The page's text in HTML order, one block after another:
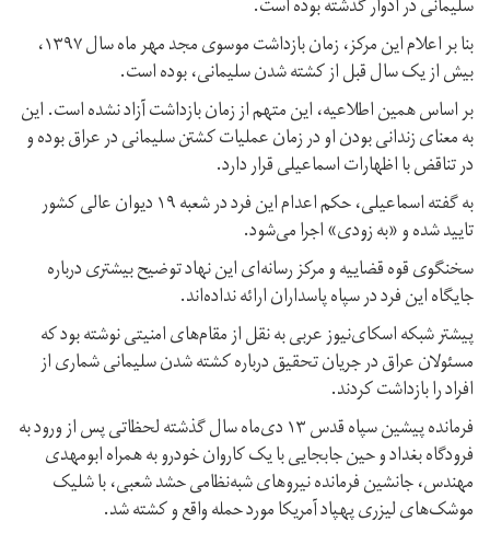
سلیمانی در ادوار گذشته بوده است.
بنا بر اعلام این مرکز، زمان بازداشت موسوی مجد مهر ماه سال ۱۳۹۷،‌
بیش از یک سال قبل از کشته شدن سلیمانی،‌ بوده است.
بر اساس همین اطلاعیه، این متهم از زمان بازداشت آزاد نشده است. این
به معنای زندانی بودن او در زمان عملیات کشتن سلیمانی در عراق بوده و
در تناقض با اظهارات اسماعیلی قرار دارد.
به گفته اسماعیلی، حکم اعدام این فرد در شعبه ۱۹ دیوان عالی کشور
تایید شده و «به زودی» اجرا می‌شود.
سخنگوی قوه قضاییه و مرکز رسانه‌ای این نهاد توضیح بیشتری درباره
جایگاه این فرد در سپاه پاسداران ارائه نداده‌اند.
پیشتر شبکه اسکای‌نیوز عربی به نقل از مقام‌های امنیتی نوشته بود که
مسئولان عراق در جریان تحقیق درباره کشته شدن سلیمانی شماری از
افراد را بازداشت کردند.
فرمانده پیشین سپاه قدس ۱۳ دی‌ماه سال گذشته لحظاتی پس از ورود به
فرودگاه بغداد و حین جابجایی با یک کاروان خودرو به همراه ابومهدی
مهندس، جانشین فرمانده نیروهای شبه‌نظامی حشد شعبی، با شلیک
موشک‌های لیزری پهپاد آمریکا مورد حمله واقع و کشته شد.